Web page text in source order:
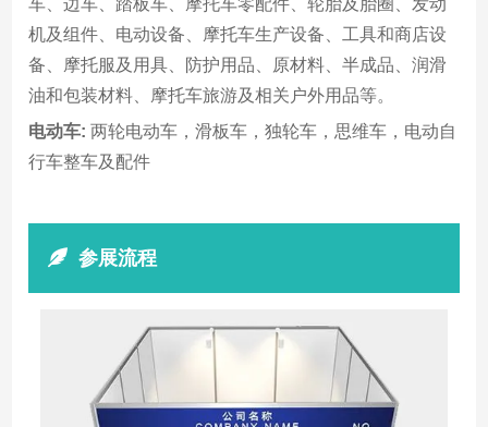
车、边车、踏板车、摩托车零配件、轮胎及胎圈、发动
机及组件、电动设备、摩托车生产设备、工具和商店设
备、摩托服及用具、防护用品、原材料、半成品、润滑
油和包装材料、摩托车旅游及相关户外用品等。
电动车: 两轮电动车，滑板车，独轮车，思维车，电动自
行车整车及配件
参展流程